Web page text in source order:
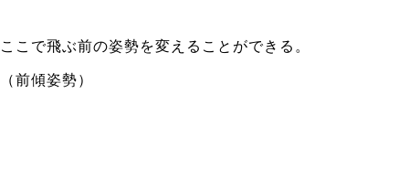
ここで飛ぶ前の姿勢を変えることができる。
（前傾姿勢）